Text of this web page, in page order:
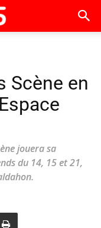
Scène en
jouera sa
du 14, 15 et 21,